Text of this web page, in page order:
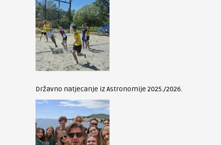
Državno natjecanje iz Astronomije 2025./2026.